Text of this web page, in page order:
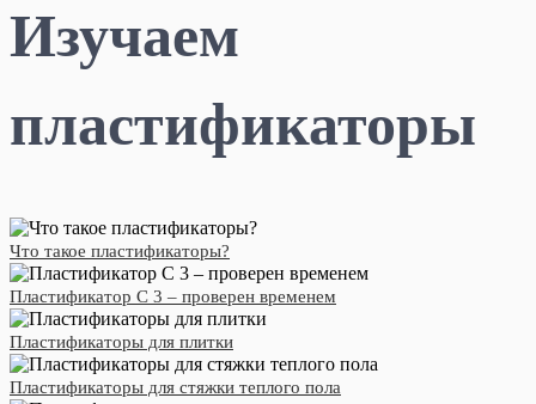
Изучаем
пластификаторы
Что такое пластификаторы?
Пластификатор С 3 – проверен временем
Пластификаторы для плитки
Пластификаторы для стяжки теплого пола